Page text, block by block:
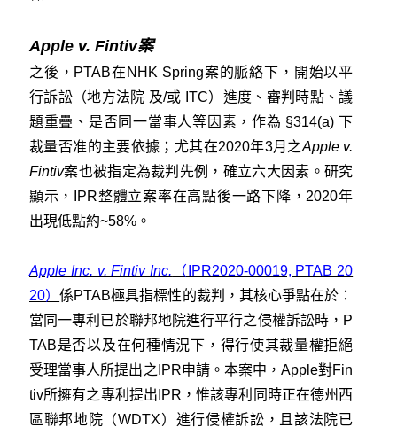
Apple v. Fintiv案
之後，PTAB在NHK Spring案的脈絡下，開始以平
行訴訟（地方法院 及/或 ITC）進度、審判時點、議
題重疊、是否同一當事人等因素，作為 §314(a) 下
裁量否准的主要依據；尤其在2020年3月之Apple v.
Fintiv案也被指定為裁判先例，確立六大因素。研究
顯示，IPR整體立案率在高點後一路下降，2020年
出現低點約~58%。
Apple Inc. v. Fintiv Inc. （IPR2020-00019, PTAB 20
20）係PTAB極具指標性的裁判，其核心爭點在於：
當同一專利已於聯邦地院進行平行之侵權訴訟時，P
TAB是否以及在何種情況下，得行使其裁量權拒絕
受理當事人所提出之IPR申請。本案中，Apple對Fin
tiv所擁有之專利提出IPR，惟該專利同時正在德州西
區聯邦地院（WDTX）進行侵權訴訟，且該法院已